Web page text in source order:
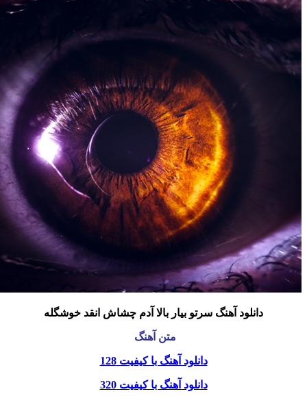
دانلود آهنگ سرتو بیار بالا آدم چشاش انقد خوشگله
متن آهنگ
دانلود آهنگ با کیفیت 128
دانلود آهنگ با کیفیت 320